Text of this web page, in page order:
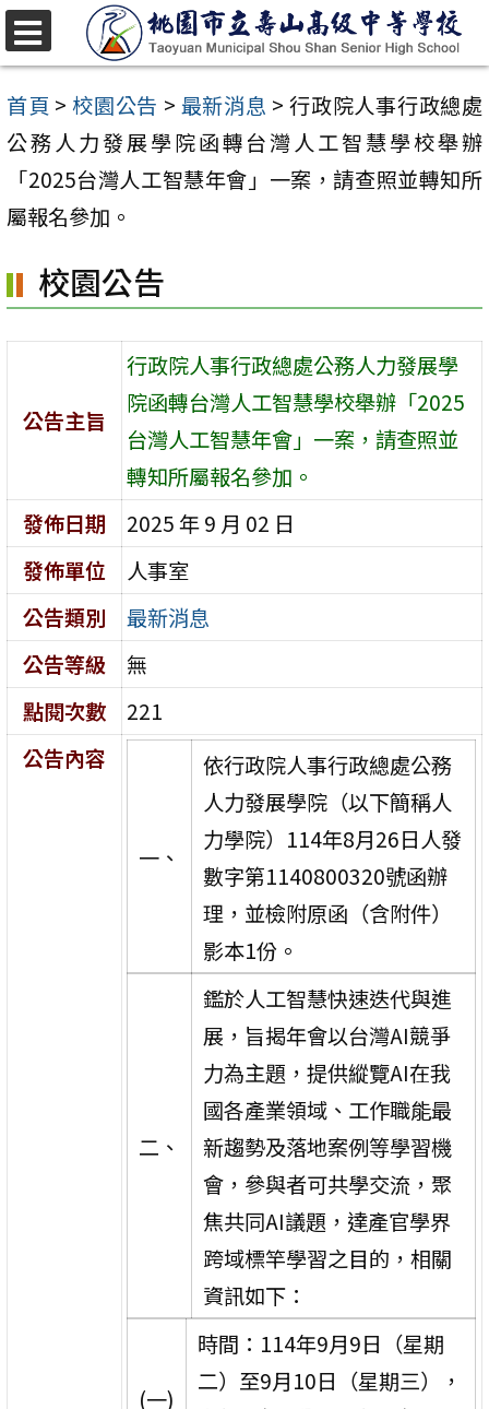
跳
至
主
要
容
首頁 > 校園公告 > 最新消息 > 行政院人事行政總處
公務人力發展學院函轉台灣人工智慧學校舉辦
「2025台灣人工智慧年會」一案，請查照並轉知所
屬報名參加。
校園公告
公告主旨
行政院人事行政總處公務人力發展學
院函轉台灣人工智慧學校舉辦「2025
台灣人工智慧年會」一案，請查照並
轉知所屬報名參加。
發佈日期
2025 年 9 月 02 日
發佈單位
人事室
公告類別
最新消息
公告等級
無
點閱次數
221
公告內容
一、
依行政院人事行政總處公務
人力發展學院（以下簡稱人
力學院）114年8月26日人發
數字第1140800320號函辦
理，並檢附原函（含附件）
影本1份。
二、
鑑於人工智慧快速迭代與進
展，旨揭年會以台灣AI競爭
力為主題，提供縱覽AI在我
國各產業領域、工作職能最
新趨勢及落地案例等學習機
會，參與者可共學交流，聚
焦共同AI議題，達產官學界
跨域標竿學習之目的，相關
資訊如下：
(一)
時間：114年9月9日（星期
二）至9月10日（星期三），
選
單